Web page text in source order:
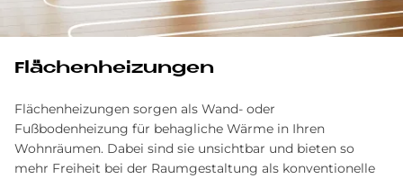
Flä­chenhei­zun­gen
Flächenheizungen sorgen als Wand- oder
Fußbodenheizung für behagliche Wärme in Ihren
Wohnräumen. Dabei sind sie unsichtbar und bieten so
mehr Freiheit bei der Raumgestaltung als konventionelle